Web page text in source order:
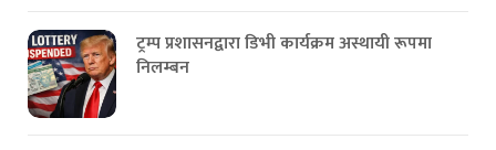
ट्रम्प प्रशासनद्वारा डिभी कार्यक्रम अस्थायी रूपमा
निलम्बन